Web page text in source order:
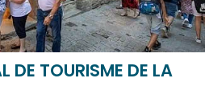
DE TOURISME DE LA